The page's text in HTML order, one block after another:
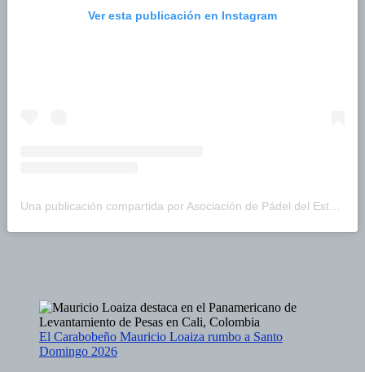
Ver esta publicación en Instagram
El Carabobeño Mauricio Loaiza rumbo a Santo
Domingo 2026